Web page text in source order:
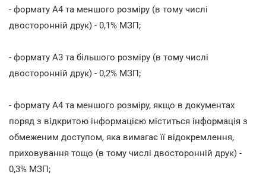
- формату А4 та меншого розміру (в тому числі
двосторонній друк) - 0,1% МЗП;
- формату А3 та більшого розміру (в тому числі
двосторонній друк) - 0,2% МЗП;
- формату А4 та меншого розміру, якщо в документах
поряд з відкритою інформацією міститься інформація з
обмеженим доступом, яка вимагає її відокремлення,
приховування тощо (в тому числі двосторонній друк) -
0,3% МЗП;